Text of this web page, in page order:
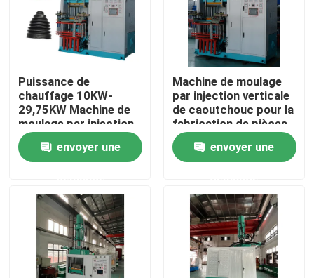
A propos de nous
Visite d'usine
Contrôle de la qualité
Contact
Demande de soumission
VR SHOW
Puissance de
chauffage 10KW-
29,75KW Machine de
moulage par injection
verticale de
caoutchouc pour
pièces automobiles
envoyer une
Machine de moulage
par injection verticale
de caoutchouc pour la
fabrication de pièces
automobiles
envoyer une